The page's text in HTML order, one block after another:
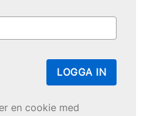
LOGGA IN
en cookie med